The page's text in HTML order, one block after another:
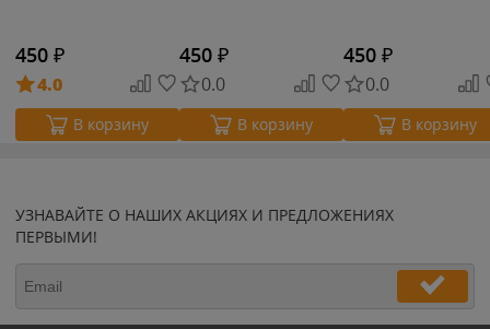
450 ₽
4.0
В корзину
450 ₽
0.0
В корзину
450 ₽
0.0
В корзину
УЗНАВАЙТЕ О НАШИХ АКЦИЯХ И ПРЕДЛОЖЕНИЯХ
ПЕРВЫМИ!